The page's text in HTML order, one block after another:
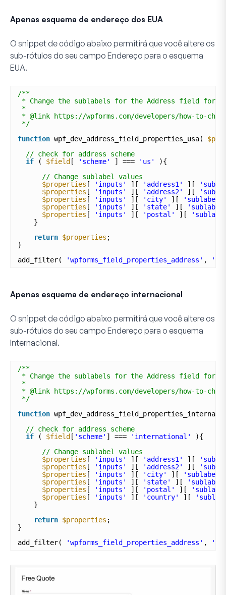
Apenas esquema de endereço dos EUA
O snippet de código abaixo permitirá que você altere os
sub-rótulos do seu campo Endereço para o esquema
EUA.
/**
* Change the sublabels for the Address field for the
*
* @link https://wpforms.com/developers/how-to-
*/
function wpf_dev_address_field_properties_usa(
// check for address scheme
if
( $field [ 'scheme' ] === 'us'
){
// Change sublabel values
$properties [ 'inputs' ][ 'address1' ][
$properties [ 'inputs' ][ 'address2' ][
$properties [ 'inputs' ][ 'city' ][
'sublabel'
$properties [ 'inputs' ][ 'state' ][
$properties [ 'inputs' ][ 'postal' ][
}
return $properties ;
}
add_filter(
'wpforms_field_properties_address' ,
Apenas esquema de endereço internacional
O snippet de código abaixo permitirá que você altere os
sub-rótulos do seu campo Endereço para o esquema
Internacional.
/**
* Change the sublabels for the Address field for
*
* @link https://wpforms.com/developers/how-to-
*/
function
// check for address scheme
if
( $field [ 'scheme' ] === 'international'
){
// Change sublabel values
$properties [ 'inputs' ][ 'address1' ][
$properties [ 'inputs' ][ 'address2' ][
$properties [ 'inputs' ][ 'city' ][
'sublabel'
$properties [ 'inputs' ][ 'state' ][
$properties [ 'inputs' ][ 'postal' ][
$properties [ 'inputs' ][ 'country' ][
}
return $properties ;
}
add_filter(
'wpforms_field_properties_address' ,